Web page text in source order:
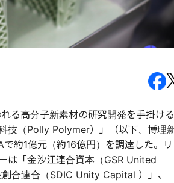
る高分子新素材の研究開発を手掛ける
技（Polly Polymer）」（以下、博理
約1億元（約16億円）を調達した。リ
は「金沙江連合資本（GSR United
合連合（SDIC Unity Capital ）」、